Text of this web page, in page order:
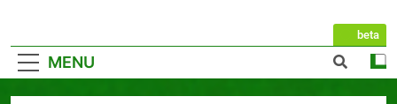
MENU
beta